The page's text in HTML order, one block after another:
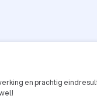
en prachtig